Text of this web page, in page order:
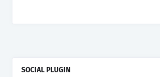
SOCIAL PLUGIN